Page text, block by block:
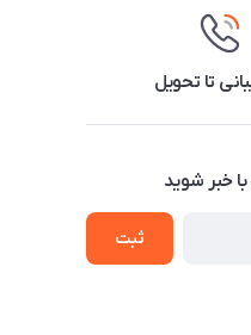
تا تحویل
خبر شوید
ثبت